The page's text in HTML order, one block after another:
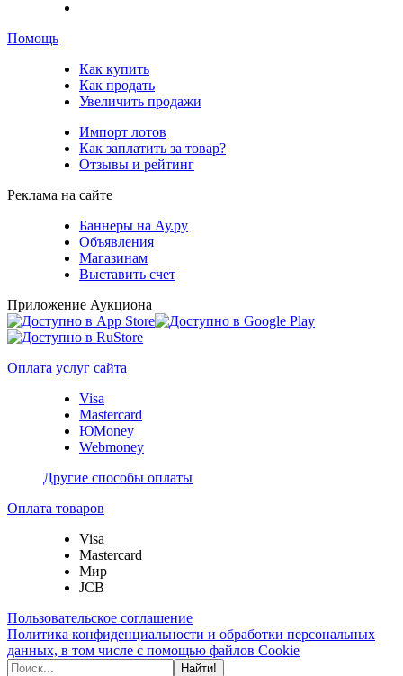
Помощь
Как купить
Как продать
Увеличить продажи
Импорт лотов
Как заплатить за товар?
Отзывы и рейтинг
Реклама на сайте
Баннеры на Ау.ру
Объявления
Магазинам
Выставить счет
Приложение Аукциона
Оплата услуг сайта
Visa
Mastercard
ЮMoney
Webmoney
Другие способы оплаты
Оплата товаров
Visa
Mastercard
Мир
JCB
Пользовательское соглашение
Политика конфиденциальности и обработки персональных
данных, в том числе с помощью файлов Cookie
Найти!